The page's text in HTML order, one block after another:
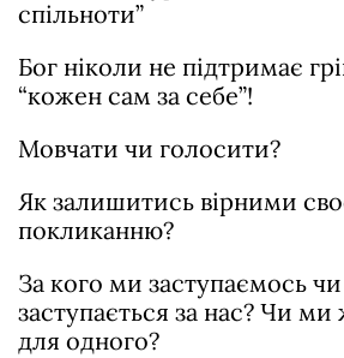
спільноти”
Бог ніколи не підтримає
“кожен сам за себе”!
Мовчати чи голосити?
Як залишитись вірними
покликанню?
За кого ми заступаємось чи
заступається за нас? Чи
для одного?